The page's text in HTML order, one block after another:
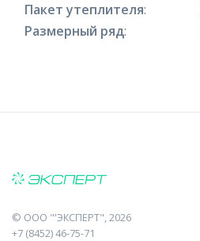
Пакет утеплителя:
Размерный ряд:
© ООО "'ЭКСПЕРТ", 2026
+7 (8452) 46-75-71